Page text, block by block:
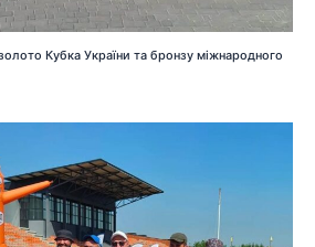
Кубка України та бронзу міжнародного